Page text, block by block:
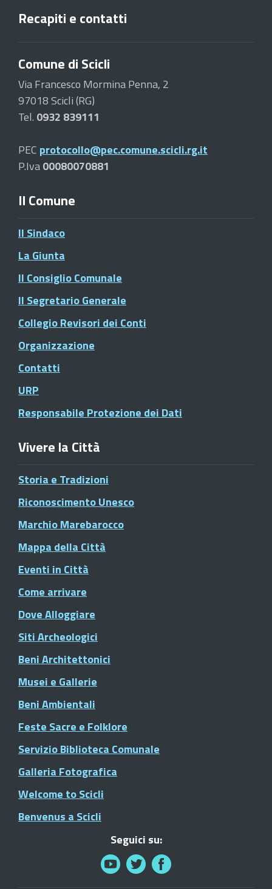
Recapiti e contatti
Comune di Scicli
Via Francesco Mormina Penna, 2
97018 Scicli (RG)
Tel. 0932 839111
PEC protocollo@pec.comune.scicli.rg.it
P.Iva00080070881
Il Comune
Il Sindaco
La Giunta
Il Consiglio Comunale
Il Segretario Generale
Collegio Revisori dei Conti
Organizzazione
Contatti
URP
Responsabile Protezione dei Dati
Vivere la Città
Storia e Tradizioni
Riconoscimento Unesco
Marchio Marebarocco
Mappa della Città
Eventi in Città
Come arrivare
Dove Alloggiare
Siti Archeologici
Beni Architettonici
Musei e Gallerie
Beni Ambientali
Feste Sacre e Folklore
Servizio Biblioteca Comunale
Galleria Fotografica
Welcome to Scicli
Benvenus a Scicli
Seguici su: